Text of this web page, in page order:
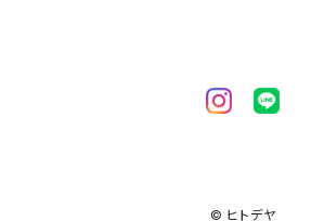
© ヒトデヤ